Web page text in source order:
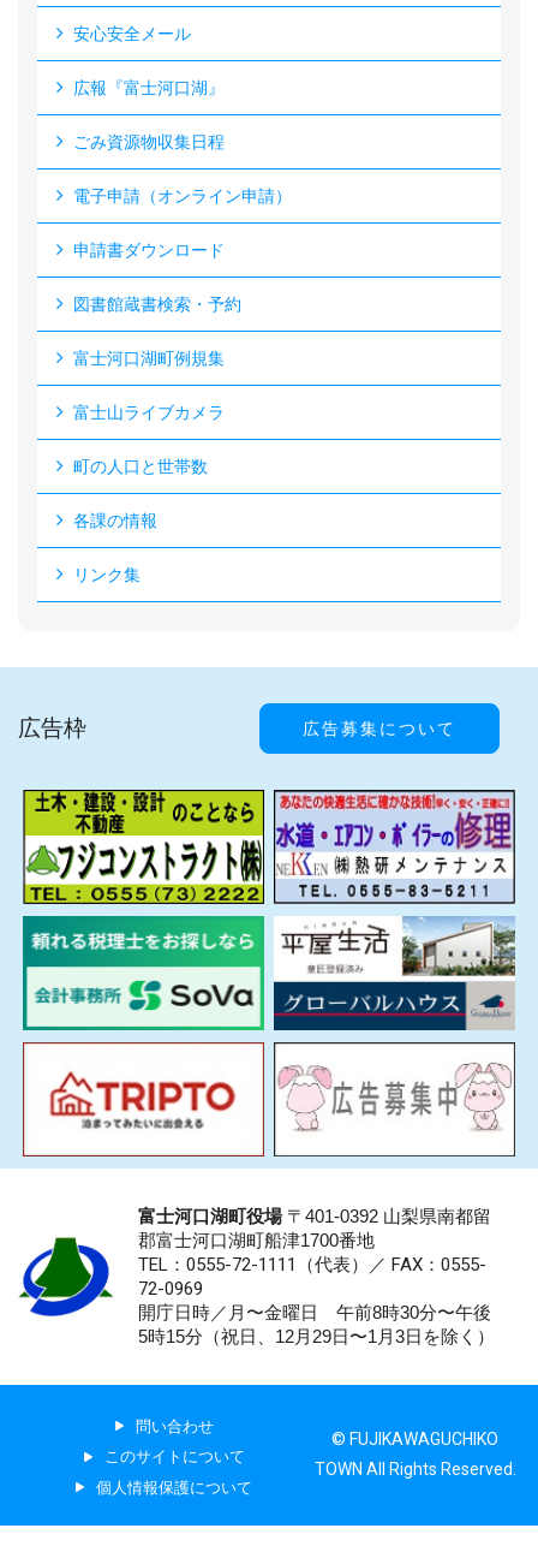
安心安全メール
広報『富士河口湖』
ごみ資源物収集日程
電子申請（オンライン申請）
申請書ダウンロード
図書館蔵書検索・予約
富士河口湖町例規集
富士山ライブカメラ
町の人口と世帯数
各課の情報
リンク集
広告枠 広告募集について
富士河口湖町役場〒401-0392 山梨県南都留
郡富士河口湖町船津1700番地
TEL：0555-72-1111 （代表）／ FAX：0555-
72-0969
開庁日時／月〜金曜日 午前8時30分〜午後
5時15分（祝日、12月29日〜1月3日を除く）
問い合わせ
このサイトについて
個人情報保護について
© FUJIKAWAGUCHIKO
TOWN All Rights Reserved.